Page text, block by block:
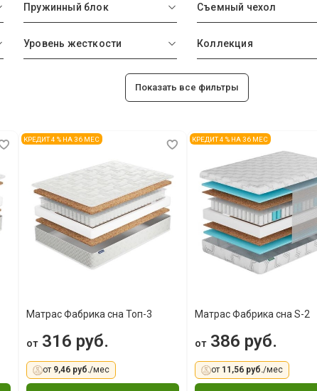
Пружинный блок Съемный чехол
Уровень жесткости Коллекция
Показать все фильтры
КРЕДИТ 4 % НА 36 МЕС
Матрас Фабрика сна Топ-3
от316 руб.
от 9,46 руб./мес
КРЕДИТ 4 % НА 36 МЕС
Матрас Фабрика сна S-2
от386 руб.
от 11,56 руб./мес